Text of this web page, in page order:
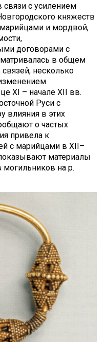
связи с усилением
княжеств
и мордвой,
договорами с
в общем
связей, несколько
XI – начале XII вв.
Руси с
влияния в этих
о частых
привела к
с марийцами в XII–
материалы
могильников на р.